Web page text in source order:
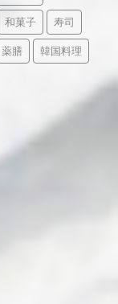
和菓子 寿司
薬膳 韓国料理